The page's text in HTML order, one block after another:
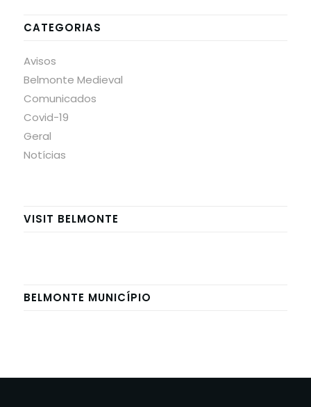
CATEGORIAS
Avisos
Belmonte Medieval
Comunicados
Covid-19
Geral
Notícias
VISIT BELMONTE
BELMONTE MUNICÍPIO